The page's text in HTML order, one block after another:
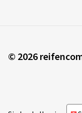
© 2026